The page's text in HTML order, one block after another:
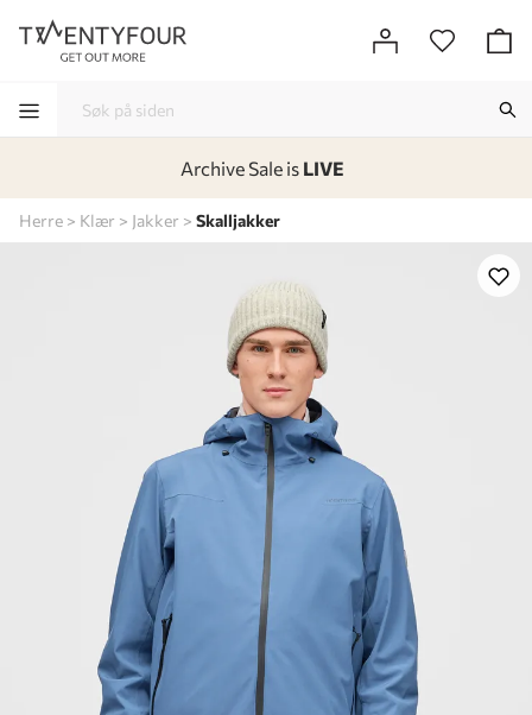
Herre Klær Jakker Skalljakker
Archive Sale is LIVE
-
-
-
-